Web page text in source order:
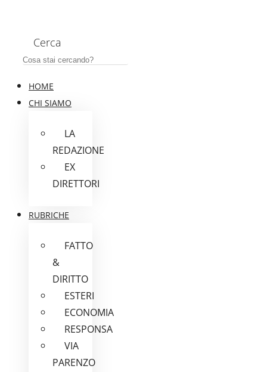
Cerca
HOME
CHI SIAMO
LA
REDAZIONE
EX
DIRETTORI
RUBRICHE
FATTO
&
DIRITTO
ESTERI
ECONOMIA
RESPONSA
VIA
PARENZO